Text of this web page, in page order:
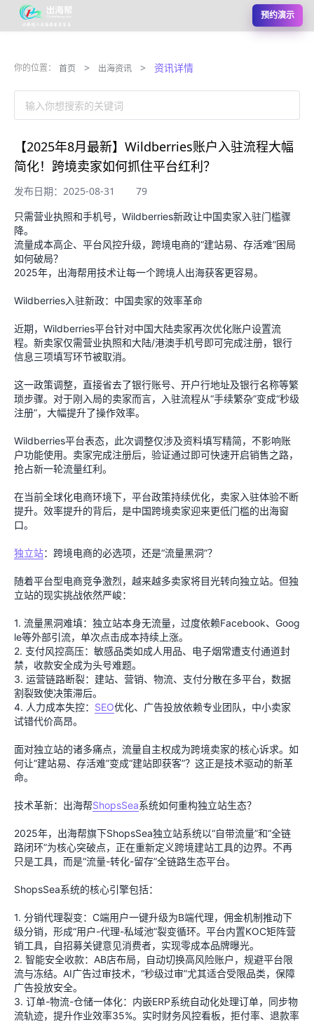
预约演示
你的位置： 首页 > 出海资讯 > 资讯详情
输入你想搜索的关键词
【2025年8月最新】Wildberries账户入驻流程大幅
简化！跨境卖家如何抓住平台红利？
发布日期：2025-08-31 79
只需营业执照和手机号，Wildberries新政让中国卖家入驻门槛骤
降。
流量成本高企、平台风控升级，跨境电商的“建站易、存活难”困局
如何破局？
2025年，出海帮用技术让每一个跨境人出海获客更容易。
Wildberries入驻新政：中国卖家的效率革命
近期，Wildberries平台针对中国大陆卖家再次优化账户设置流
程。新卖家仅需营业执照和大陆/港澳手机号即可完成注册，银行
信息三项填写环节被取消。
这一政策调整，直接省去了银行账号、开户行地址及银行名称等繁
琐步骤。对于刚入局的卖家而言，入驻流程从“手续繁杂”变成“秒级
注册”，大幅提升了操作效率。
Wildberries平台表态，此次调整仅涉及资料填写精简，不影响账
户功能使用。卖家完成注册后，验证通过即可快速开启销售之路，
抢占新一轮流量红利。
在当前全球化电商环境下，平台政策持续优化，卖家入驻体验不断
提升。效率提升的背后，是中国跨境卖家迎来更低门槛的出海窗
口。
独立站：跨境电商的必选项，还是“流量黑洞”？
随着平台型电商竞争激烈，越来越多卖家将目光转向独立站。但独
立站的现实挑战依然严峻：
1. 流量黑洞难填：独立站本身无流量，过度依赖Facebook、Goog
le等外部引流，单次点击成本持续上涨。
2. 支付风控高压：敏感品类如成人用品、电子烟常遭支付通道封
禁，收款安全成为头号难题。
3. 运营链路断裂：建站、营销、物流、支付分散在多平台，数据
割裂致使决策滞后。
4. 人力成本失控： SEO优化、广告投放依赖专业团队，中小卖家
试错代价高昂。
面对独立站的诸多痛点，流量自主权成为跨境卖家的核心诉求。如
何让“建站易、存活难”变成“建站即获客”？这正是技术驱动的新革
命。
技术革新：出海帮ShopsSea系统如何重构独立站生态？
2025年，出海帮旗下ShopsSea独立站系统以“自带流量”和“全链
路闭环”为核心突破点，正在重新定义跨境建站工具的边界。不再
只是工具，而是“流量-转化-留存”全链路生态平台。
ShopsSea系统的核心引擎包括：
1. 分销代理裂变：C端用户一键升级为B端代理，佣金机制推动下
级分销，形成“用户-代理-私域池”裂变循环。平台内置KOC矩阵营
销工具，自招募关键意见消费者，实现零成本品牌曝光。
2. 智能安全收款：AB店布局，自动切换高风险账户，规避平台限
流与冻结。AI广告过审技术，“秒级过审”尤其适合受限品类，保障
广告投放安全。
3. 订单-物流-仓储一体化：内嵌ERP系统自动化处理订单，同步物
流轨迹，提升作业效率35%。实时财务风控看板，拒付率、退款率